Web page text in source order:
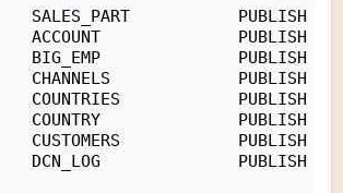
SALES_PART           PUBLISH
ACCOUNT              PUBLISH
BIG_EMP              PUBLISH
CHANNELS             PUBLISH
COUNTRIES            PUBLISH
COUNTRY              PUBLISH
CUSTOMERS            PUBLISH
DCN_LOG              PUBLISH